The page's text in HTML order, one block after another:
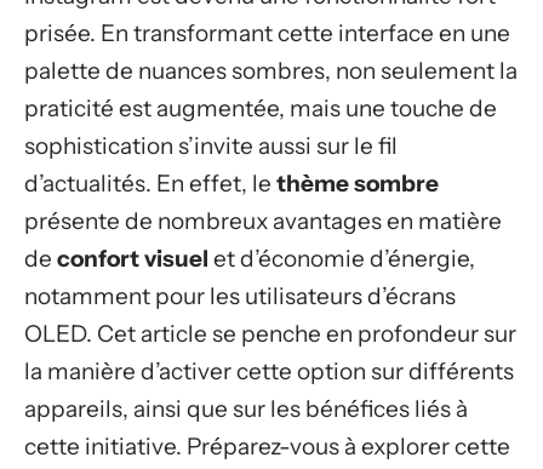
prisée. En transformant cette interface en une
palette de nuances sombres, non seulement la
praticité est augmentée, mais une touche de
sophistication s’invite aussi sur le fil
d’actualités. En effet, le thème sombre
présente de nombreux avantages en matière
de confort visuel et d’économie d’énergie,
notamment pour les utilisateurs d’écrans
OLED. Cet article se penche en profondeur sur
la manière d’activer cette option sur différents
appareils, ainsi que sur les bénéfices liés à
cette initiative. Préparez-vous à explorer cette